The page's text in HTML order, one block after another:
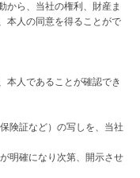
から、当社の権利、財産ま
本人の同意を得ることがで
本人であることが確認でき
険証など）の写しを、当社
明確になり次第、開示させ